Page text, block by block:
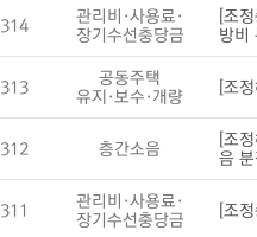
314
관리비·사용료·
장기수선충당금
[조
방비
313
공동주택
유지·보수·개량
[조
312 층간소음
[조
음
311
관리비·사용료·
장기수선충당금
[조